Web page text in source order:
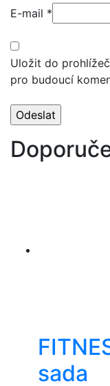
E-mail *
Uložit do
pro budoucí
sada